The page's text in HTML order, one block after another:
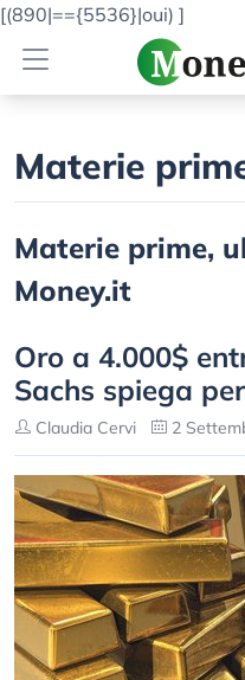
[(890|=={5536}|oui) ]
Materie
Materie prime,
Money.it
Oro a 4.000$
Sachs spiega
Claudia Cervi 2